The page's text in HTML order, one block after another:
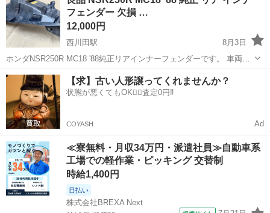
ンジンが暖まってさまえばセル一で掛か...
フェンダー 欠損 …
12,000円
西川田駅
8月3日
ホンダNSR250R MC18 '88純正リアインナーフェンダーです。 車両を
売却したためお譲りします。 ノーマル戻しやレストア、ストック用に
いかがですか？ 欠損や割れの無い良品ですので有効活用してくださ
い。 【...
栃木 宇都宮市 西川田駅 ホンダ MC18
【求】古い人形譲ってくれませんか？
状態が悪くてもOK🙆‍♀️査定0円‼️
COYASH Ad
≪寮無料・月収34万円・派遣社員≫自動車系
工場での軽作業・ピッキング 交替制
時給1,400円
日払い
株式会社BREXA Next